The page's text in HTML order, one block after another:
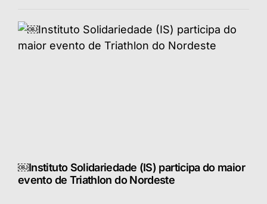
￼Instituto Solidariedade (IS) participa do maior
evento de Triathlon do Nordeste